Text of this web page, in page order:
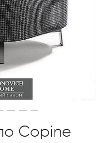
Copine